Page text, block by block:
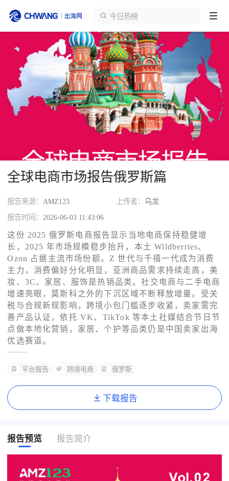
今日热榜
跨境展会
出海服务
出海资讯
跨境报告
出海导航
出海交流群
了解出海网
登录/注册 个人中心
全球电商市场报告俄罗斯篇
报告来源： AMZ123 上传者： 乌龙
报告时间： 2026-06-03 11:43:06
这份 2025 俄罗斯电商报告显示当地电商保持稳健增
长，2025 年市场规模稳步抬升，本土 Wildberries、
Ozon 占据主流市场份额。Z 世代与千禧一代成为消费
主力，消费偏好分化明显，亚洲商品需求持续走高，美
妆、3C、家居、服饰是热销品类。社交电商与二手电商
增速亮眼，莫斯科之外的下沉区域不断释放增量。受关
税与合规新规影响，跨境小包门槛逐步收紧，卖家需完
善产品认证，依托 VK、TikTok 等本土社媒结合节日节
点做本地化营销，家居、个护等品类仍是中国卖家出海
优选赛道。
平台报告 跨境电商 俄罗斯
下载报告
报告预览 报告简介